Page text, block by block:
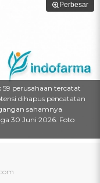
Perbesar
59 perusahaan tercatat
dihapus pencatatan
sahamnya
30 Juni 2026. Foto